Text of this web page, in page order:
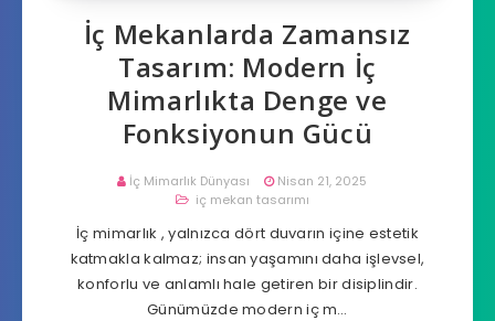
İç Mekanlarda Zamansız
Tasarım: Modern İç
Mimarlıkta Denge ve
Fonksiyonun Gücü
İç Mimarlık Dünyası
Nisan 21, 2025
iç mekan tasarımı
İç mimarlık , yalnızca dört duvarın içine estetik
katmakla kalmaz; insan yaşamını daha işlevsel,
konforlu ve anlamlı hale getiren bir disiplindir.
Günümüzde modern iç m…